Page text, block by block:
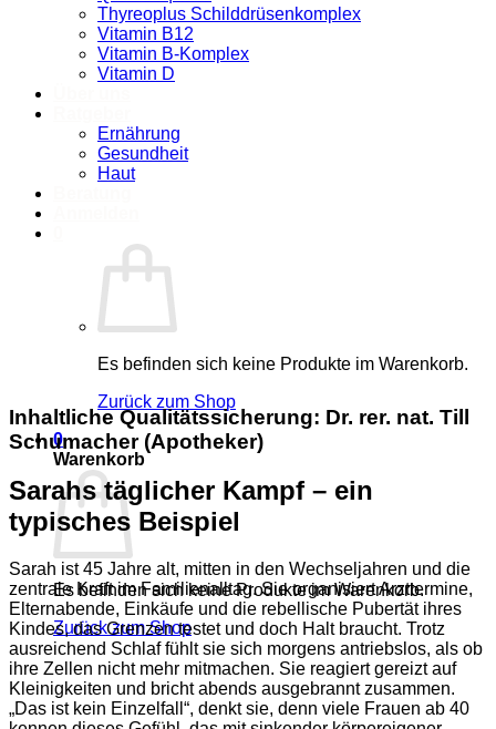
Thyreoplus Schilddrüsenkomplex
Vitamin B12
Vitamin B-Komplex
Vitamin D
Ernährung
Gesundheit
Haut
Es befinden sich keine Produkte im Warenkorb.
Zurück zum Shop
0
Warenkorb
Es befinden sich keine Produkte im Warenkorb.
Zurück zum Shop
Inhaltliche Qualitätssicherung: Dr. rer. nat. Till
Schumacher (Apotheker)
Sarahs täglicher Kampf – ein
typisches Beispiel
Sarah ist 45 Jahre alt, mitten in den Wechseljahren und die
zentrale Kraft im Familienalltag. Sie organisiert Arzttermine,
Elternabende, Einkäufe und die rebellische Pubertät ihres
Kindes, das Grenzen testet und doch Halt braucht. Trotz
ausreichend Schlaf fühlt sie sich morgens antriebslos, als ob
ihre Zellen nicht mehr mitmachen. Sie reagiert gereizt auf
Kleinigkeiten und bricht abends ausgebrannt zusammen.
„Das ist kein Einzelfall“, denkt sie, denn viele Frauen ab 40